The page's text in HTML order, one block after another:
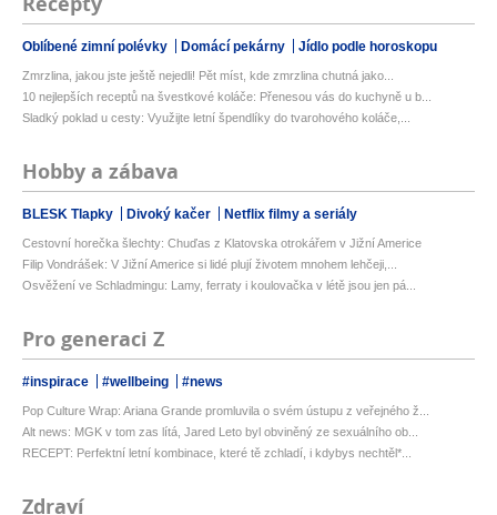
Oblíbené zimní polévky Domácí pekárny Jídlo podle horoskopu
Zmrzlina, jakou jste ještě nejedli! Pět míst, kde zmrzlina chutná jako...
10 nejlepších receptů na švestkové koláče: Přenesou vás do kuchyně u b...
Sladký poklad u cesty: Využijte letní špendlíky do tvarohového koláče,...
Hobby a zábava
BLESK Tlapky Divoký kačer Netflix filmy a seriály
Cestovní horečka šlechty: Chuďas z Klatovska otrokářem v Jižní Americe
Filip Vondrášek: V Jižní Americe si lidé plují životem mnohem lehčeji,...
Osvěžení ve Schladmingu: Lamy, ferraty i koulovačka v létě jsou jen pá...
Pro generaci Z
#inspirace #wellbeing #news
Pop Culture Wrap: Ariana Grande promluvila o svém ústupu z veřejného ž...
Alt news: MGK v tom zas lítá, Jared Leto byl obviněný ze sexuálního ob...
RECEPT: Perfektní letní kombinace, které tě zchladí, i kdybys nechtěl*...
Zdraví